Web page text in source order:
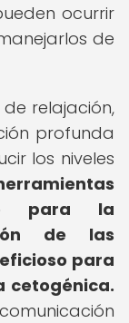
ocurrir
de
relajación,
profunda
los niveles
para la
de las
para
cetogénica.